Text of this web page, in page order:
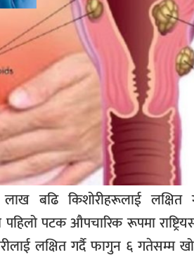
बढि किशोरीहरूलाई लक्षित
पहिलो पटक औपचारिक रूपमा
लक्षित गर्दै फागुन ६ गतेसम्म